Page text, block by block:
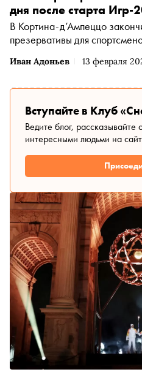
Иван Адоньев 13 февраля
дня после старта Игр-
В Кортина-д’Ампеццо
презервативы для
Вступайте в Клуб
Ведите блог, рассказывайте
интересными людьми на